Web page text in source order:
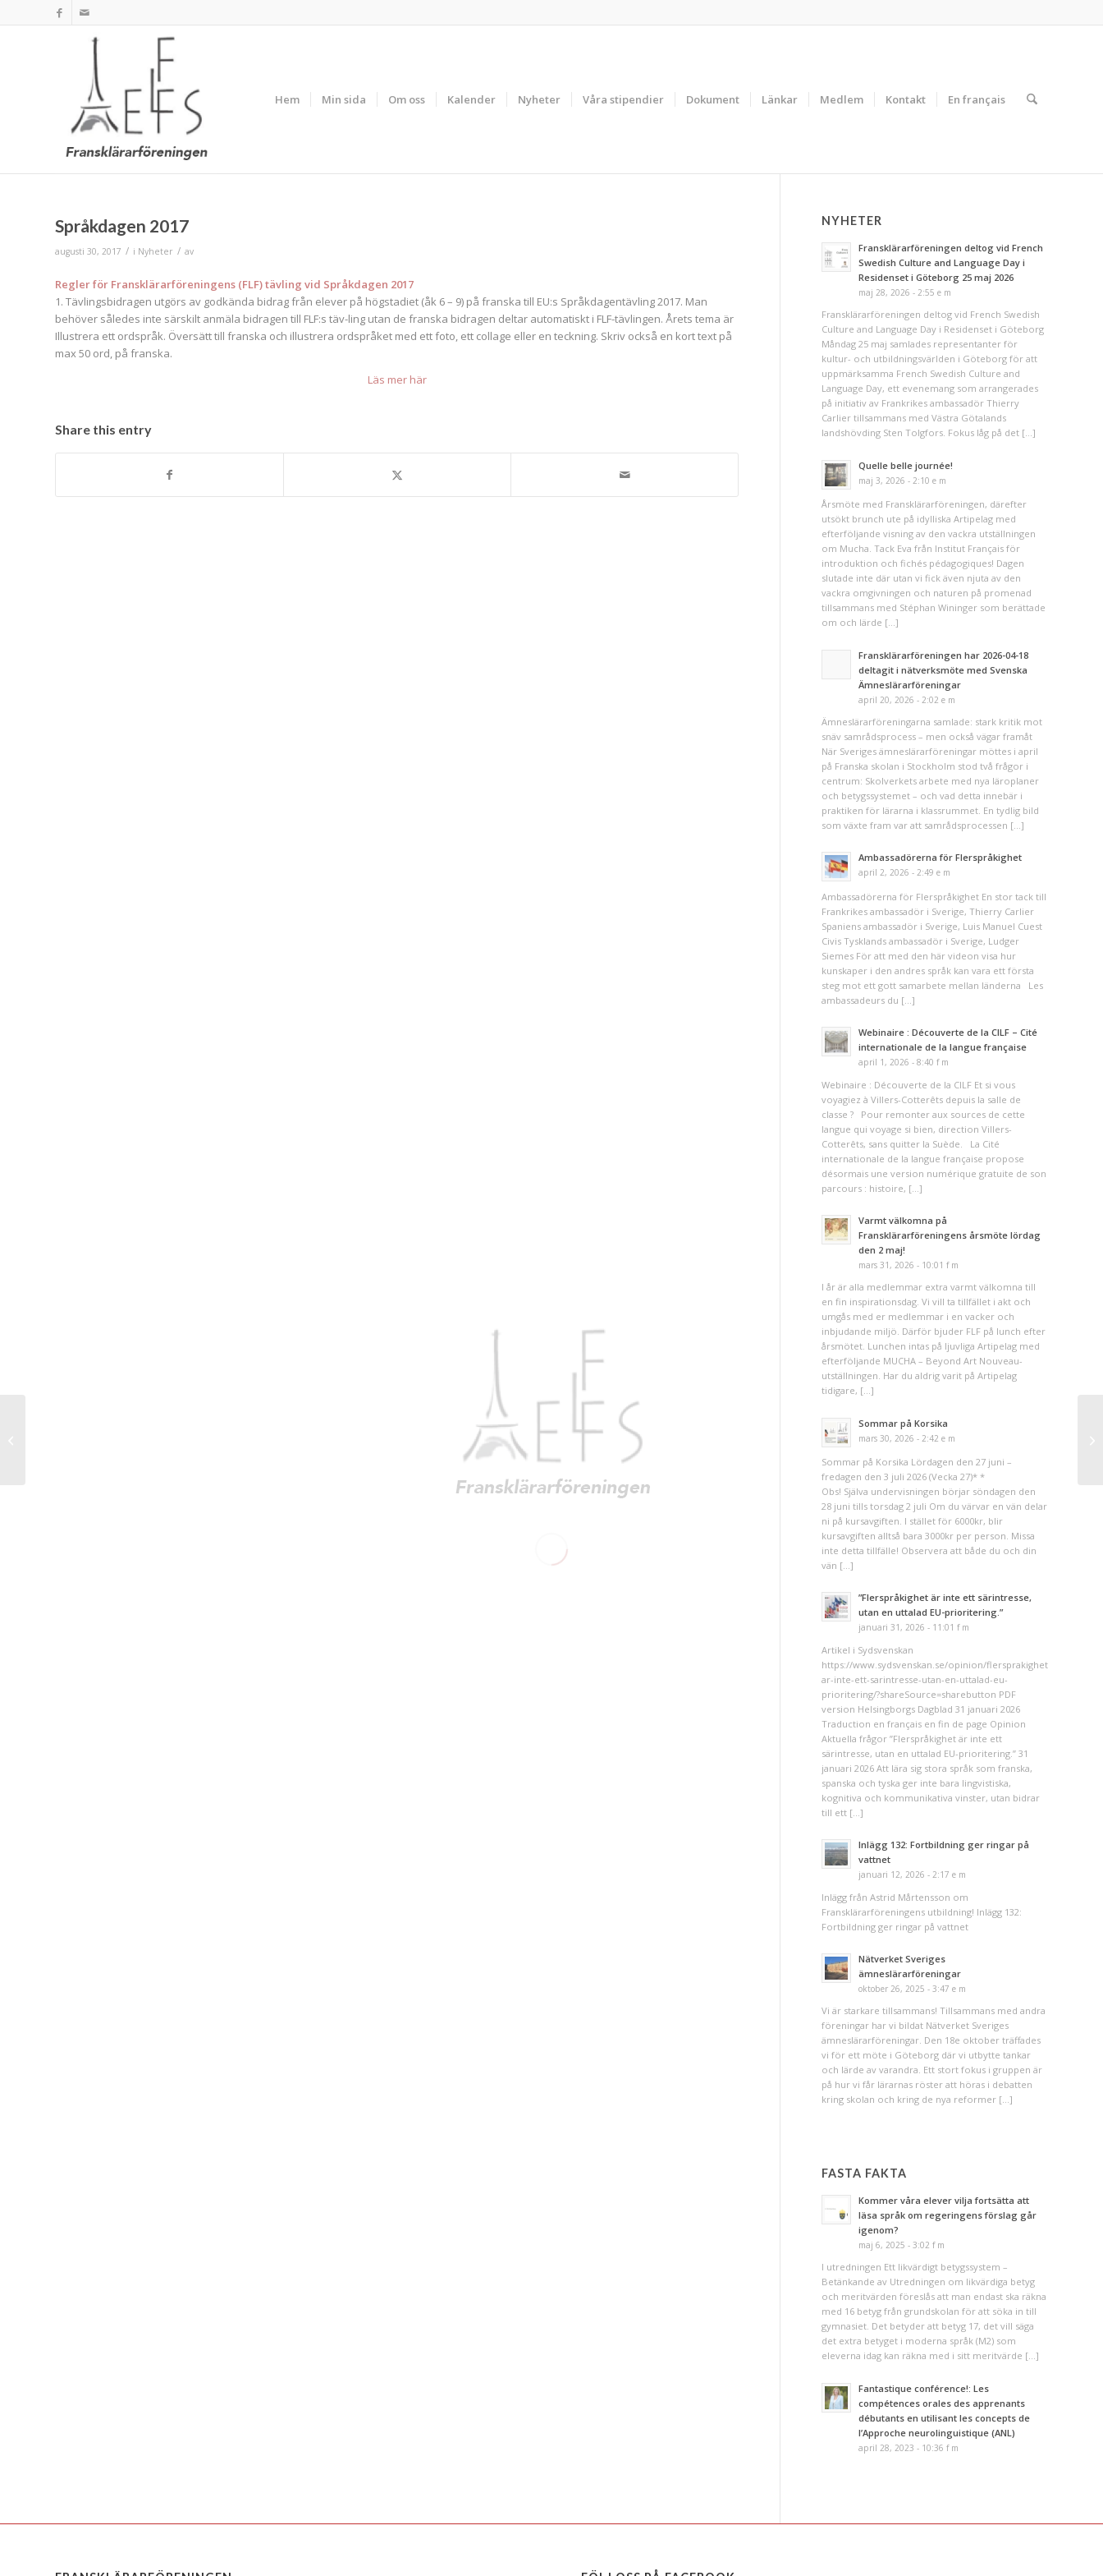
Hem Min sida Om oss Kalender Nyheter Våra stipendier Dokument Länkar Medlem Kontakt En français
Språkdagen 2017
augusti 30, 2017 / i Nyheter / av
Regler för Fransklärarföreningens (FLF) tävling vid Språkdagen 2017
1. Tävlingsbidragen utgörs av godkända bidrag från elever på högstadiet (åk 6 – 9) på franska till EU:s Språkdagentävling 2017. Man
behöver således inte särskilt anmäla bidragen till FLF:s täv-ling utan de franska bidragen deltar automatiskt i FLF-tävlingen. Årets tema är
Illustrera ett ordspråk. Översätt till franska och illustrera ordspråket med ett foto, ett collage eller en teckning. Skriv också en kort text på
max 50 ord, på franska.
Läs mer här
Share this entry
NYHETER
Fransklärarföreningen deltog vid French
Swedish Culture and Language Day i
Residenset i Göteborg 25 maj 2026
maj 28, 2026 - 2:55 e m
Fransklärarföreningen deltog vid French Swedish
Culture and Language Day i Residenset i Göteborg
Måndag 25 maj samlades representanter för
kultur- och utbildningsvärlden i Göteborg för att
uppmärksamma French Swedish Culture and
Language Day, ett evenemang som arrangerades
på initiativ av Frankrikes ambassadör Thierry
Carlier tillsammans med Västra Götalands
landshövding Sten Tolgfors. Fokus låg på det […]
Quelle belle journée!
maj 3, 2026 - 2:10 e m
Årsmöte med Fransklärarföreningen, därefter
utsökt brunch ute på idylliska Artipelag med
efterföljande visning av den vackra utställningen
om Mucha. Tack Eva från Institut Français för
introduktion och fichés pédagogiques! Dagen
slutade inte där utan vi fick även njuta av den
vackra omgivningen och naturen på promenad
tillsammans med Stéphan Wininger som berättade
om och lärde […]
Fransklärarföreningen har 2026-04-18
deltagit i nätverksmöte med Svenska
Ämneslärarföreningar
april 20, 2026 - 2:02 e m
Ämneslärarföreningarna samlade: stark kritik mot
snäv samrådsprocess – men också vägar framåt
När Sveriges ämneslärarföreningar möttes i april
på Franska skolan i Stockholm stod två frågor i
centrum: Skolverkets arbete med nya läroplaner
och betygssystemet – och vad detta innebär i
praktiken för lärarna i klassrummet. En tydlig bild
som växte fram var att samrådsprocessen […]
Ambassadörerna för Flerspråkighet
april 2, 2026 - 2:49 e m
Ambassadörerna för Flerspråkighet En stor tack till
Frankrikes ambassadör i Sverige, Thierry Carlier
Spaniens ambassadör i Sverige, Luis Manuel Cuest
Civis Tysklands ambassadör i Sverige, Ludger
Siemes För att med den här videon visa hur
kunskaper i den andres språk kan vara ett första
steg mot ett gott samarbete mellan länderna Les
ambassadeurs du […]
Webinaire : Découverte de la CILF – Cité
internationale de la langue française
april 1, 2026 - 8:40 f m
Webinaire : Découverte de la CILF Et si vous
voyagiez à Villers-Cotterêts depuis la salle de
classe ? Pour remonter aux sources de cette
langue qui voyage si bien, direction Villers-
Cotterêts, sans quitter la Suède. La Cité
internationale de la langue française propose
désormais une version numérique gratuite de son
parcours : histoire, […]
Varmt välkomna på
Fransklärarföreningens årsmöte lördag
den 2 maj!
mars 31, 2026 - 10:01 f m
I år är alla medlemmar extra varmt välkomna till
en fin inspirationsdag. Vi vill ta tillfället i akt och
umgås med er medlemmar i en vacker och
inbjudande miljö. Därför bjuder FLF på lunch efter
årsmötet. Lunchen intas på ljuvliga Artipelag med
efterföljande MUCHA – Beyond Art Nouveau-
utställningen. Har du aldrig varit på Artipelag
tidigare, […]
Sommar på Korsika
mars 30, 2026 - 2:42 e m
Sommar på Korsika Lördagen den 27 juni –
fredagen den 3 juli 2026 (Vecka 27)* *
Obs! Själva undervisningen börjar söndagen den
28 juni tills torsdag 2 juli Om du värvar en vän delar
ni på kursavgiften. I stället för 6000kr, blir
kursavgiften alltså bara 3000kr per person. Missa
inte detta tillfälle! Observera att både du och din
vän […]
”Flerspråkighet är inte ett särintresse,
utan en uttalad EU-prioritering.”
januari 31, 2026 - 11:01 f m
Artikel i Sydsvenskan
https://www.sydsvenskan.se/opinion/flersprakighet-
ar-inte-ett-sarintresse-utan-en-uttalad-eu-
prioritering/?shareSource=sharebutton PDF
version Helsingborgs Dagblad 31 januari 2026
Traduction en français en fin de page Opinion
Aktuella frågor ”Flerspråkighet är inte ett
särintresse, utan en uttalad EU-prioritering.” 31
januari 2026 Att lära sig stora språk som franska,
spanska och tyska ger inte bara lingvistiska,
kognitiva och kommunikativa vinster, utan bidrar
till ett […]
Inlägg 132: Fortbildning ger ringar på
vattnet
januari 12, 2026 - 2:17 e m
Inlägg från Astrid Mårtensson om
Fransklärarföreningens utbildning! Inlägg 132:
Fortbildning ger ringar på vattnet
Nätverket Sveriges
ämneslärarföreningar
oktober 26, 2025 - 3:47 e m
Vi är starkare tillsammans! Tillsammans med andra
föreningar har vi bildat Nätverket Sveriges
ämneslärarföreningar. Den 18e oktober träffades
vi för ett möte i Göteborg där vi utbytte tankar
och lärde av varandra. Ett stort fokus i gruppen är
på hur vi får lärarnas röster att höras i debatten
kring skolan och kring de nya reformer […]
FASTA FAKTA
Kommer våra elever vilja fortsätta att
läsa språk om regeringens förslag går
igenom?
maj 6, 2025 - 3:02 f m
I utredningen Ett likvärdigt betygssystem –
Betänkande av Utredningen om likvärdiga betyg
och meritvärden föreslås att man endast ska räkna
med 16 betyg från grundskolan för att söka in till
gymnasiet. Det betyder att betyg 17, det vill säga
det extra betyget i moderna språk (M2) som
eleverna idag kan räkna med i sitt meritvärde […]
Fantastique conférence!: Les
compétences orales des apprenants
débutants en utilisant les concepts de
l’Approche neurolinguistique (ANL)
april 28, 2023 - 10:36 f m